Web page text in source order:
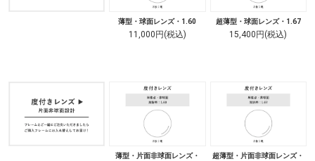
薄型・球面レンズ・1.60
11,000円(税込)
超薄型・球面レンズ・1.67
15,400円(税込)
薄型・片面非球面レンズ・
超薄型・片面非球面レンズ・